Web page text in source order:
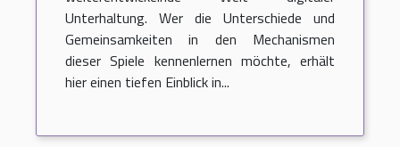
Unterhaltung. Wer die Unterschiede und
Gemeinsamkeiten in den Mechanismen
dieser Spiele kennenlernen möchte, erhält
hier einen tiefen Einblick in...